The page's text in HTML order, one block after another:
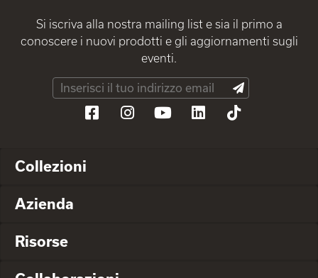
Si iscriva alla nostra mailing list e sia il primo a
conoscere i nuovi prodotti e gli aggiornamenti sugli
eventi.
Collezioni
Azienda
Risorse